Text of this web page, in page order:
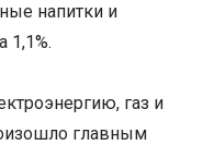
напитки и
1,1%.
газ и
главным